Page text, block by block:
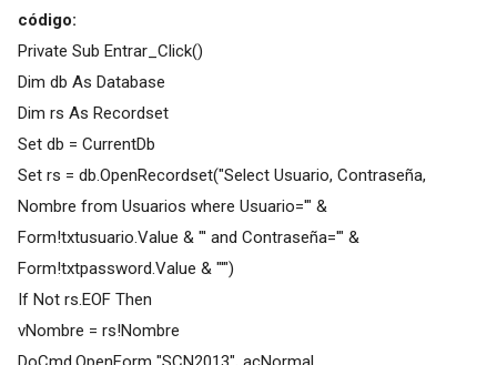
código:
Private Sub Entrar_Click()
Dim db As Database
Dim rs As Recordset
Set db = CurrentDb
Set rs = db.OpenRecordset("Select Usuario, Contraseña,
Nombre from Usuarios where Usuario='" &
Form!txtusuario.Value & "' and Contraseña='" &
Form!txtpassword.Value & "'")
If Not rs.EOF Then
vNombre = rs!Nombre